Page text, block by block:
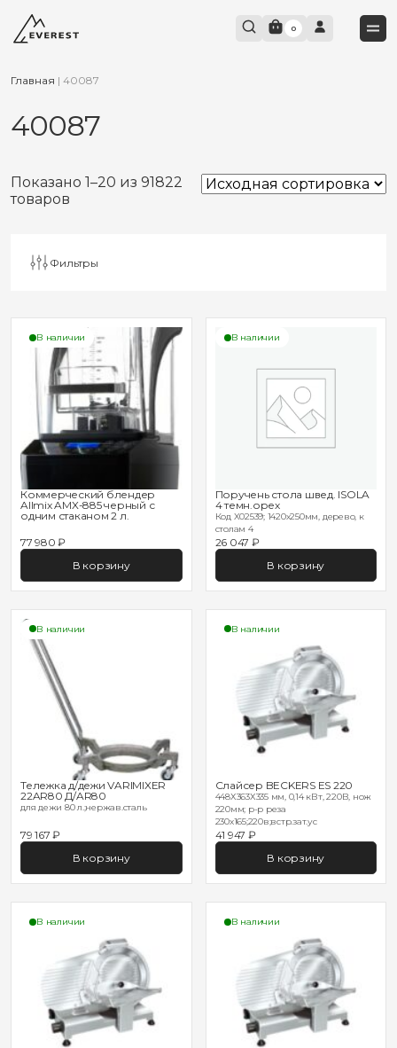
0
Главная | 40087
40087
Показано 1–20 из 91822
товаров
Фильтры
В наличии
Коммерческий блендер
Allmix AMX-885 черный с
одним стаканом 2 л.
77 980 ₽
В корзину
В наличии
Поручень стола швед. ISOLA
4 темн.орех
Код X02539; 1420х250мм, дерево, к
столам 4
26 047 ₽
В корзину
В наличии
Тележка д/дежи VARIMIXER
22AR80 Д/AR80
для дежи 80 л.;нержав.сталь
79 167 ₽
В корзину
В наличии
Слайсер BECKERS ES 220
448Х363Х335 мм, 0,14 кВт, 220В, нож
220мм; р-р реза
230х165;220в;встр.зат.ус
41 947 ₽
В корзину
В наличии В наличии